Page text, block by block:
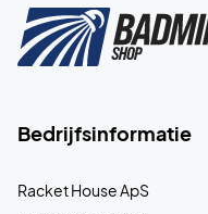
Bedrijfsinformatie
Racket House ApS